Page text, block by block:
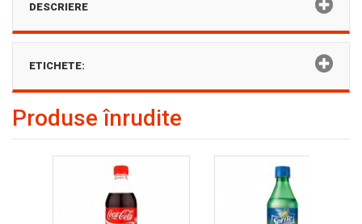
DESCRIERE
ETICHETE:
Produse înrudite